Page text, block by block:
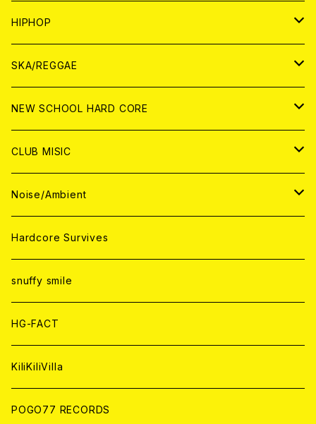
ANALOG
ANALOG
CD
ANALOG
CD
ANALOG
WORLD
ANALOG
CD
JAPAN
CD
ANALOG
WORLD
CD
ANALOG
HIPHOP
JAPAN
CD
ANALOG
WORLD
CD
ANALOG
SKA/REGGAE
JAPAN
CD
ANALOG
WORLD
CD
ANALOG
NEW SCHOOL HARD CORE
JAPAN
CD
ANALOG
WORLD
CD
ANALOG
CLUB MISIC
JAPAN
CD
ANALOG
WORLD
CD
ANALOG
Noise/Ambient
JAPAN
CD
ANALOG
WORLD
CD
ANALOG
Hardcore Survives
snuffy smile
HG-FACT
KiliKiliVilla
POGO77 RECORDS